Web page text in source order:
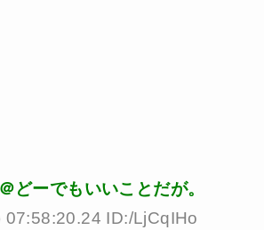
どーでもいいことだが。
07:58:20.24 ID:/LjCqIHo